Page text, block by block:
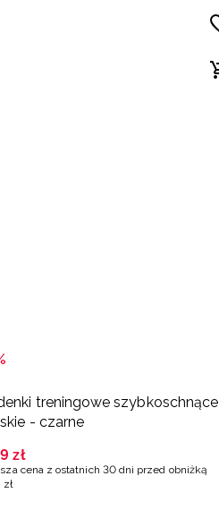
treningowe szybkoschnące
- czarne
zł
cena z ostatnich 30 dni przed obniżką
zł